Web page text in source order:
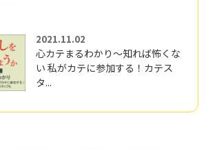
2021.11.02
心カテまるわかり～知れば怖くな
い 私がカテに参加する！カテス
タ...